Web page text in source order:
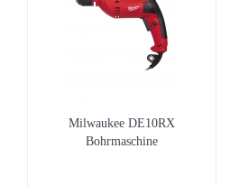
Milwaukee DE10RX
Bohrmaschine